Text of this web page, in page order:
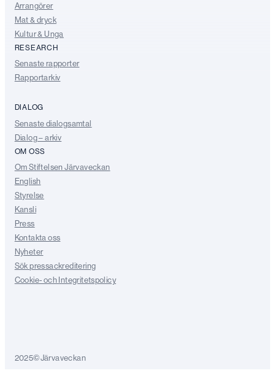
Arrangörer
Mat & dryck
Kultur & Unga
RESEARCH
Senaste rapporter
Rapportarkiv
DIALOG
Senaste dialogsamtal
Dialog – arkiv
OM OSS
Om Stiftelsen Järvaveckan
English
Styrelse
Kansli
Press
Kontakta oss
Nyheter
Sök pressackreditering
Cookie- och Integritetspolicy
2025©Järvaveckan